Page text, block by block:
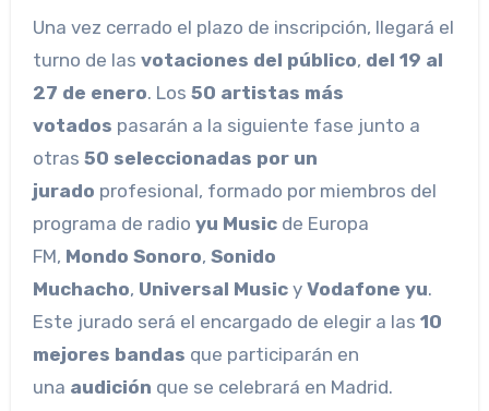
Una vez cerrado el plazo de inscripción, llegará el
turno de las votaciones del público, del 19 al
27 de enero. Los 50 artistas más
votados pasarán a la siguiente fase junto a
otras 50 seleccionadas por un
jurado profesional, formado por miembros del
programa de radio yu Music de Europa
FM, Mondo Sonoro, Sonido
Muchacho, Universal Musicy Vodafone yu.
Este jurado será el encargado de elegir a las 10
mejores bandas que participarán en
una audición que se celebrará en Madrid.